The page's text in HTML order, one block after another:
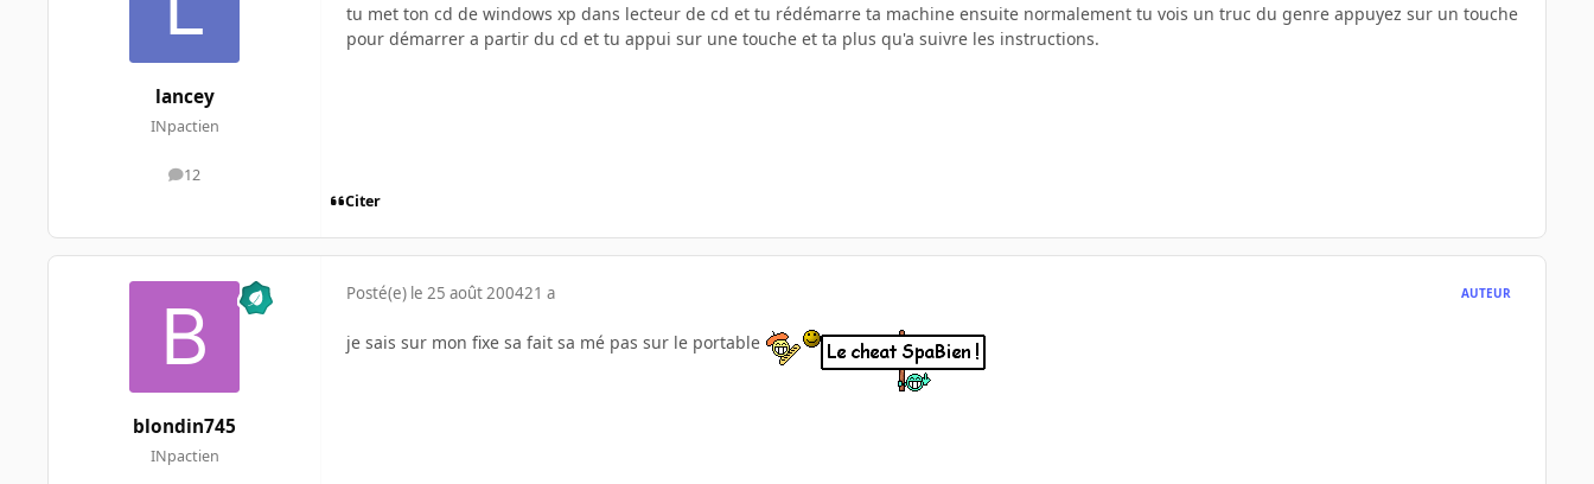
lancey
INpactien
12
messages
tu met ton cd de windows xp dans lecteur de cd et tu rédémarre ta machine ensuite normalement tu vois un truc du genre appuyez sur un touche
pour démarrer a partir du cd et tu appui sur une touche et ta plus qu'a suivre les instructions.
Citer
blondin745
INpactien
Posté(e) le 25 août 200421 a AUTEUR
je sais sur mon fixe sa fait sa mé pas sur le portable